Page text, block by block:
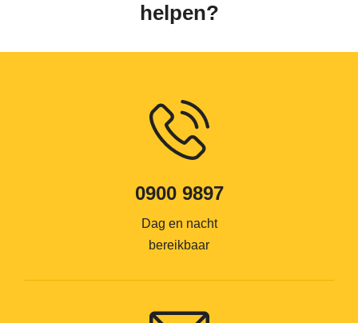
helpen?
0900 9897
Dag en nacht
bereikbaar